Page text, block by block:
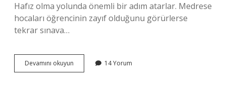
Hafız olma yolunda önemli bir adım atarlar. Medrese
hocaları öğrencinin zayıf olduğunu görürlerse
tekrar sınava…
Devamını okuyun
Sayfa
14 Yorum